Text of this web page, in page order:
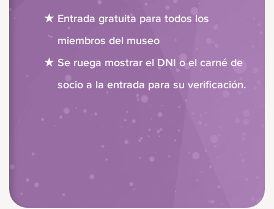
Entrada gratuita para todos los
miembros del museo
Se ruega mostrar el DNI o el carné de
socio a la entrada para su verificación.